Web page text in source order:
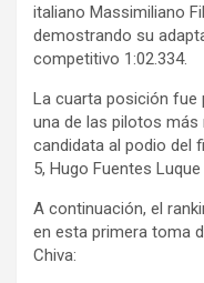
italiano Massimiliano
demostrando su
competitivo 1:02.334.
La cuarta posición fue
una de las pilotos más
candidata al podio del
5, Hugo Fuentes
A continuación, el
en esta primera toma
Chiva: